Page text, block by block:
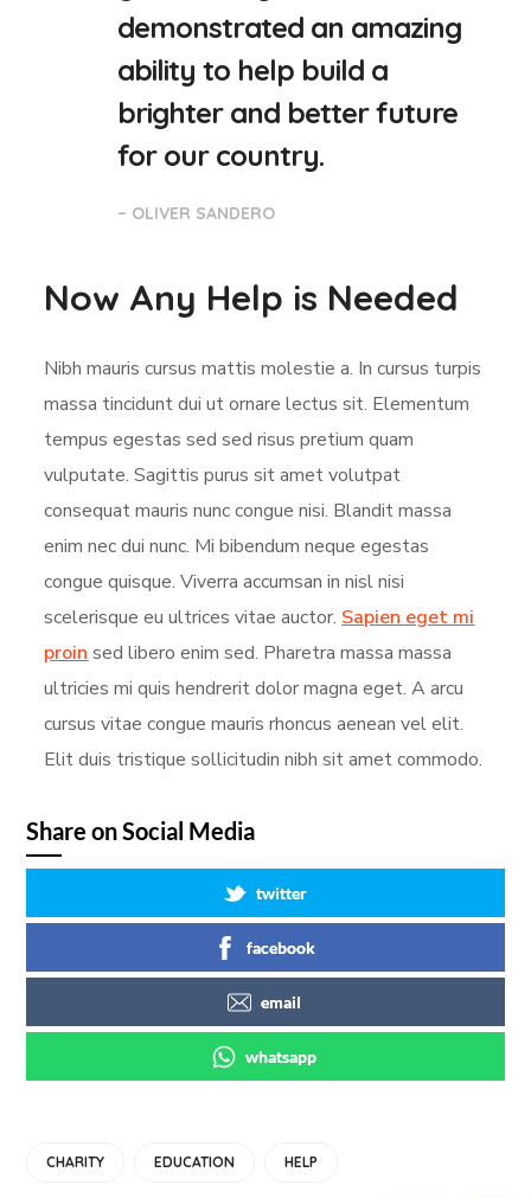
demonstrated an amazing
ability to help build a
brighter and better future
for our country.
– OLIVER SANDERO
Now Any Help is Needed
Nibh mauris cursus mattis molestie a. In cursus turpis
massa tincidunt dui ut ornare lectus sit. Elementum
tempus egestas sed sed risus pretium quam
vulputate. Sagittis purus sit amet volutpat
consequat mauris nunc congue nisi. Blandit massa
enim nec dui nunc. Mi bibendum neque egestas
congue quisque. Viverra accumsan in nisl nisi
scelerisque eu ultrices vitae auctor. Sapien eget mi
proin sed libero enim sed. Pharetra massa massa
ultricies mi quis hendrerit dolor magna eget. A arcu
cursus vitae congue mauris rhoncus aenean vel elit.
Elit duis tristique sollicitudin nibh sit amet commodo.
Share on Social Media
twitter
facebook
email
whatsapp
CHARITY EDUCATION HELP